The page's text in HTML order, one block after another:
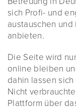
sich Profi- und
austauschen
anbieten.
Die Seite wird
online bleiben
dahin lassen
Nicht
Plattform über